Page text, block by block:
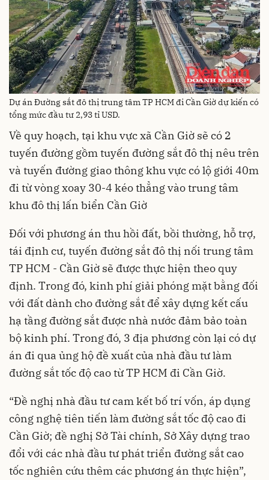
Dự án Đường sắt đô thị trung tâm TP HCM đi Cần Giờ dự kiến có
tổng mức đầu tư 2,93 tỉ USD.
Về quy hoạch, tại khu vực xã Cần Giờ sẽ có 2
tuyến đường gồm tuyến đường sắt đô thị nêu trên
và tuyến đường giao thông khu vực có lộ giới 40m
đi từ vòng xoay 30-4 kéo thẳng vào trung tâm
khu đô thị lấn biển Cần Giờ
Đối với phương án thu hồi đất, bồi thường, hỗ trợ,
tái định cư, tuyến đường sắt đô thị nối trung tâm
TP HCM - Cần Giờ sẽ được thực hiện theo quy
định. Trong đó, kinh phí giải phóng mặt bằng đối
với đất dành cho đường sắt để xây dựng kết cấu
hạ tầng đường sắt được nhà nước đảm bảo toàn
bộ kinh phí. Trong đó, 3 địa phương còn lại có dự
án đi qua ủng hộ đề xuất của nhà đầu tư làm
đường sắt tốc độ cao từ TP HCM đi Cần Giờ.
“Đề nghị nhà đầu tư cam kết bố trí vốn, áp dụng
công nghệ tiên tiến làm đường sắt tốc độ cao đi
Cần Giờ; đề nghị Sở Tài chính, Sở Xây dựng trao
đổi với các nhà đầu tư phát triển đường sắt cao
tốc nghiên cứu thêm các phương án thực hiện”,